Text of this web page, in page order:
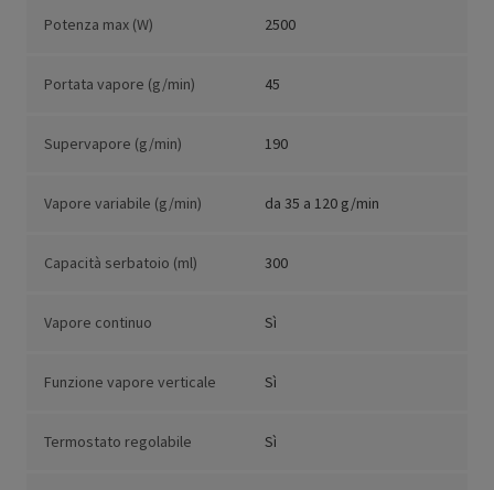
Potenza max (W) 2500
Portata vapore (g/min) 45
Supervapore (g/min) 190
Vapore variabile (g/min) da 35 a 120 g/min
Capacità serbatoio (ml) 300
Vapore continuo Sì
Funzione vapore verticale Sì
Termostato regolabile Sì